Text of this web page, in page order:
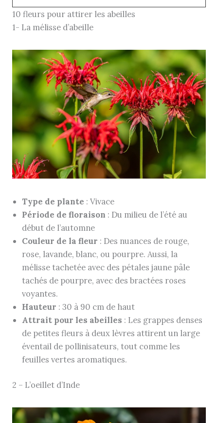
10 fleurs pour attirer les abeilles
1- La mélisse d’abeille
Type de plante : Vivace
Période de floraison : Du milieu de l’été au
début de l’automne
Couleur de la fleur : Des nuances de rouge,
rose, lavande, blanc, ou pourpre. Aussi, la
mélisse tachetée avec des pétales jaune pâle
tachés de pourpre, avec des bractées roses
voyantes.
Hauteur : 30 à 90 cm de haut
Attrait pour les abeilles : Les grappes denses
de petites fleurs à deux lèvres attirent un large
éventail de pollinisateurs, tout comme les
feuilles vertes aromatiques.
2 – L’oeillet d’Inde